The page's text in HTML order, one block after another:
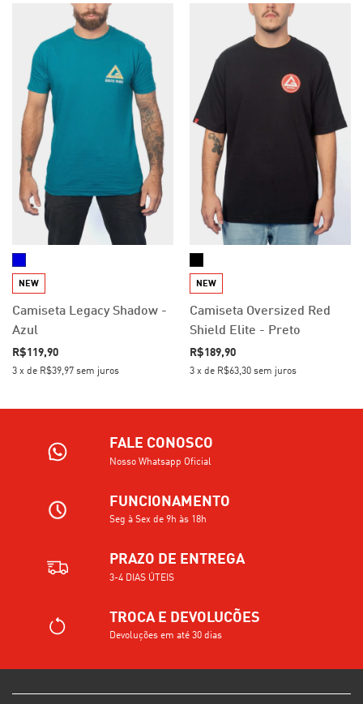
NEW
Camiseta Legacy Shadow -
Azul
R$119,90
3 x de R$39,97 sem juros
NEW
Camiseta Oversized Red
Shield Elite - Preto
R$189,90
3 x de R$63,30 sem juros
FALE CONOSCO
Nosso Whatsapp Oficial
FUNCIONAMENTO
Seg à Sex de 9h às 18h
PRAZO DE ENTREGA
3-4 DIAS ÚTEIS
TROCA E DEVOLUCÕES
Devoluções em até 30 dias